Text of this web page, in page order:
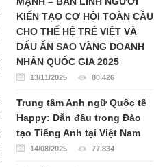
KIẾN TẠO CƠ HỘI TOÀN CẦU
CHO THẾ HỆ TRẺ VIỆT VÀ
DẤU ẤN SAO VÀNG DOANH
NHÂN QUỐC GIA 2025
13/11/2025 80.426
Trung tâm Anh ngữ Quốc tế
Happy: Dẫn đầu trong Đào
tạo Tiếng Anh tại Việt Nam
14/08/2025 77.834